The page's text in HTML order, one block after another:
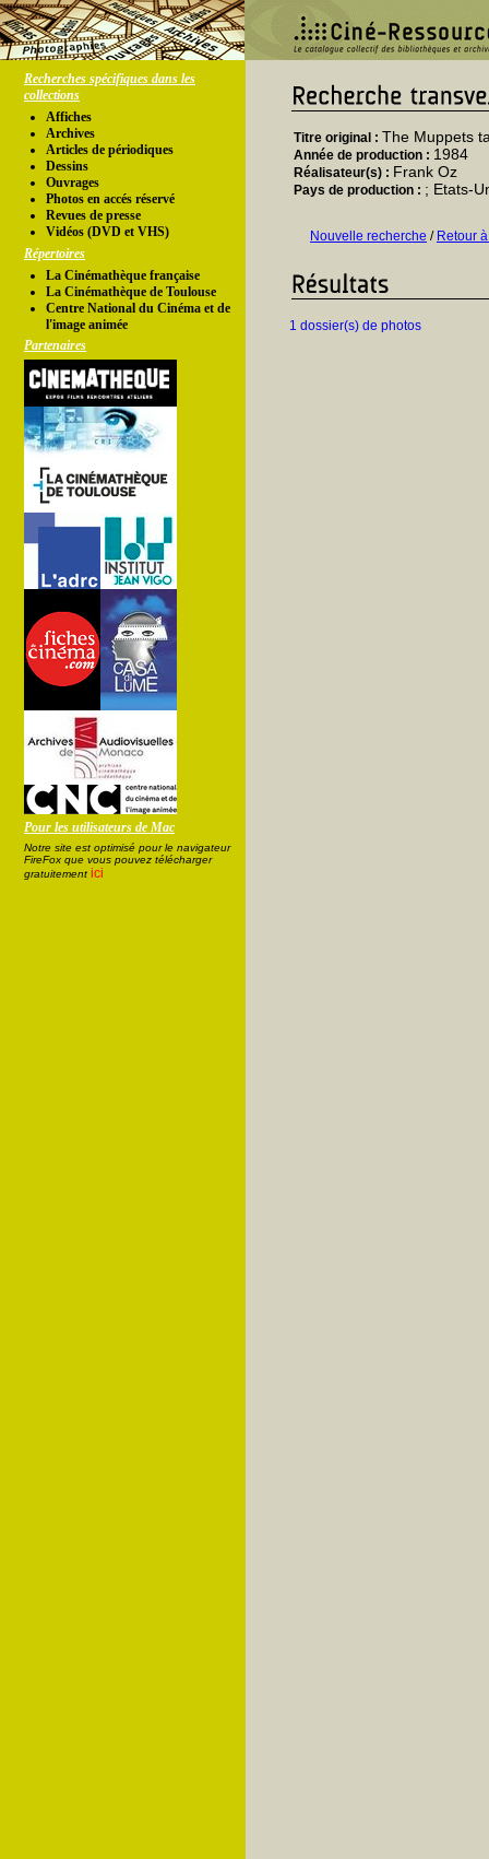
Recherches spécifiques dans les
collections
Affiches
Archives
Articles de périodiques
Dessins
Ouvrages
Photos en accés réservé
Revues de presse
Vidéos (DVD et VHS)
Répertoires
La Cinémathèque française
La Cinémathèque de Toulouse
Centre National du Cinéma et de
l'image animée
Partenaires
Pour les utilisateurs de Mac
Notre site est optimisé pour le navigateur
FireFox que vous pouvez télécharger
gratuitement ici
Titre original : The Muppets
Année de production : 1984
Réalisateur(s) : Frank Oz
Pays de production : ; Etats-
Nouvelle recherche / Retour
1 dossier(s) de photos